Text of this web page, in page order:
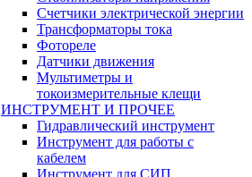
Счетчики электрической энергии
Трансформаторы тока
Фотореле
Датчики движения
Мультиметры и
токоизмерительные клещи
ИНСТРУМЕНТ И ПРОЧЕЕ
Гидравлический инструмент
Инструмент для работы с
кабелем
Инструмент для СИП